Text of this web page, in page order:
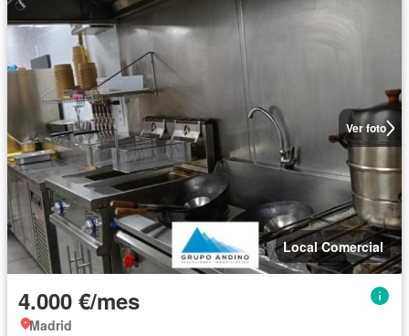
Ver foto
Local Comercial
4.000 €/mes
Madrid